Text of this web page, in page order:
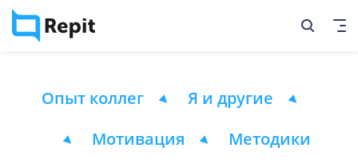
Опыт коллег
Я и другие
Мотивация
Методики